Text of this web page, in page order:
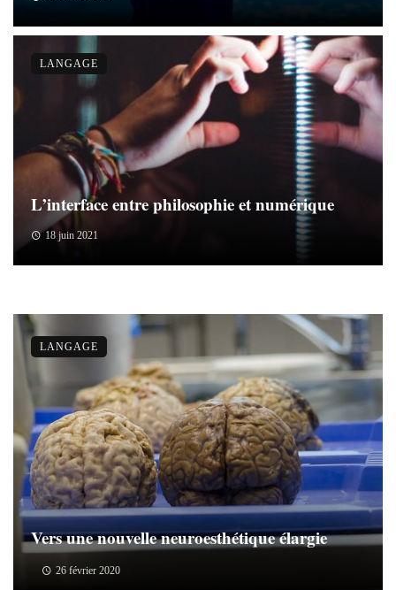
L’interface entre philosophie et numérique
18 juin 2021
LANGAGE
Vers une nouvelle neuroesthétique élargie
26 février 2020
LANGAGE